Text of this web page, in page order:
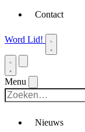
Contact
Word Lid!
Menu
Nieuws